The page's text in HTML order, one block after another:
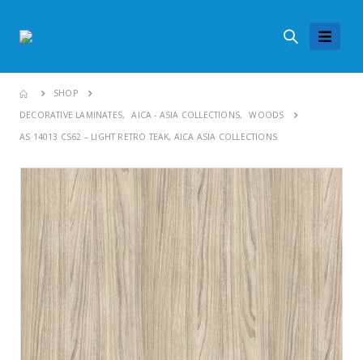
SHOP
DECORATIVE LAMINATES, AICA - ASIA COLLECTIONS,
WOODS
AS 14013 CS62 – LIGHT RETRO TEAK, AICA ASIA COLLECTIONS